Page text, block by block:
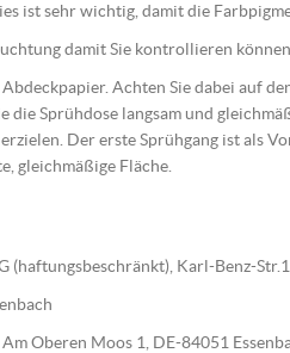
ist sehr wichtig, damit die
damit Sie kontrollieren
Achten Sie dabei auf
Sprühdose langsam und
Der erste Sprühgang ist als
gleichmäßige Fläche.
(haftungsbeschränkt), Karl-Benz-
Oberen Moos 1, DE-84051